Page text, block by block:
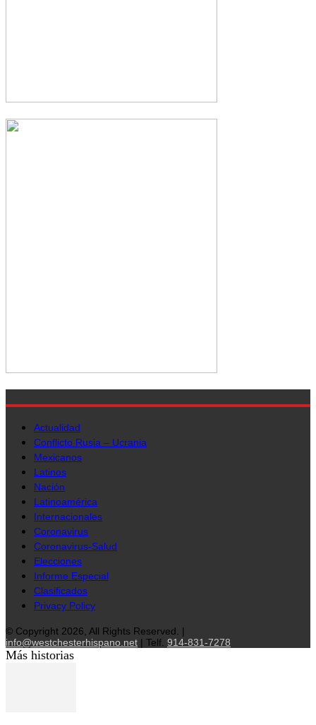
Actualidad
Conflicto Rusia – Ucrania
Mexicanos
Latinos
Nación
Latinoamérica
Internacionales
Coronavirus
Coronavirus-Salud
Elecciones
Informe Especial
Clasificados
Privacy Policy
© Copyright 2026, All Rights Reserved. |
info@westchesterhispano.net | Telf. 914-831-7278
Más historias